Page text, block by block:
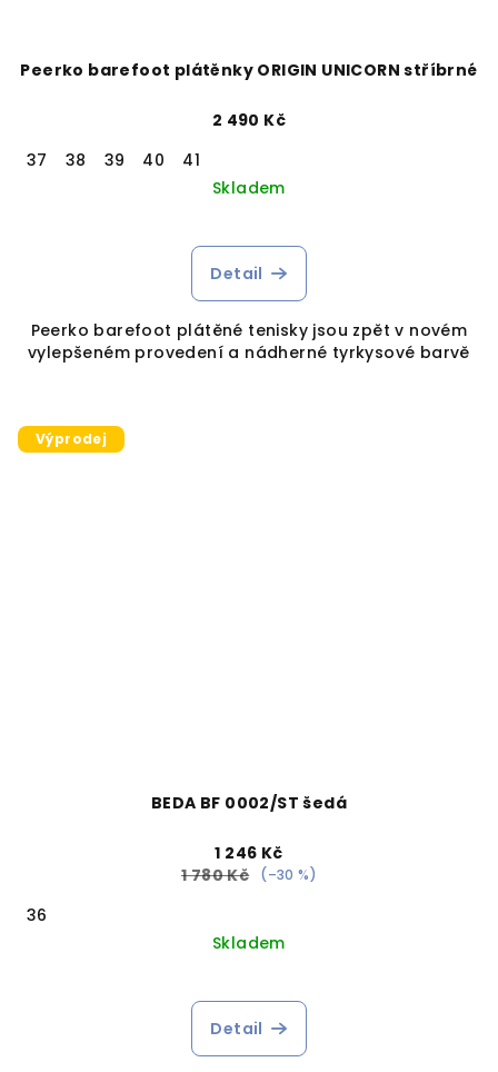
Peerko barefoot plátěnky ORIGIN UNICORN stříbrné
2 490 Kč
37
38 39 40
41
Skladem
Detail
Peerko barefoot plátěné tenisky jsou zpět v novém
vylepšeném provedení a nádherné tyrkysové barvě
Výprodej
BEDA BF 0002/ST šedá
1 246 Kč
1 780 Kč
(–30 %)
36
Skladem
Detail